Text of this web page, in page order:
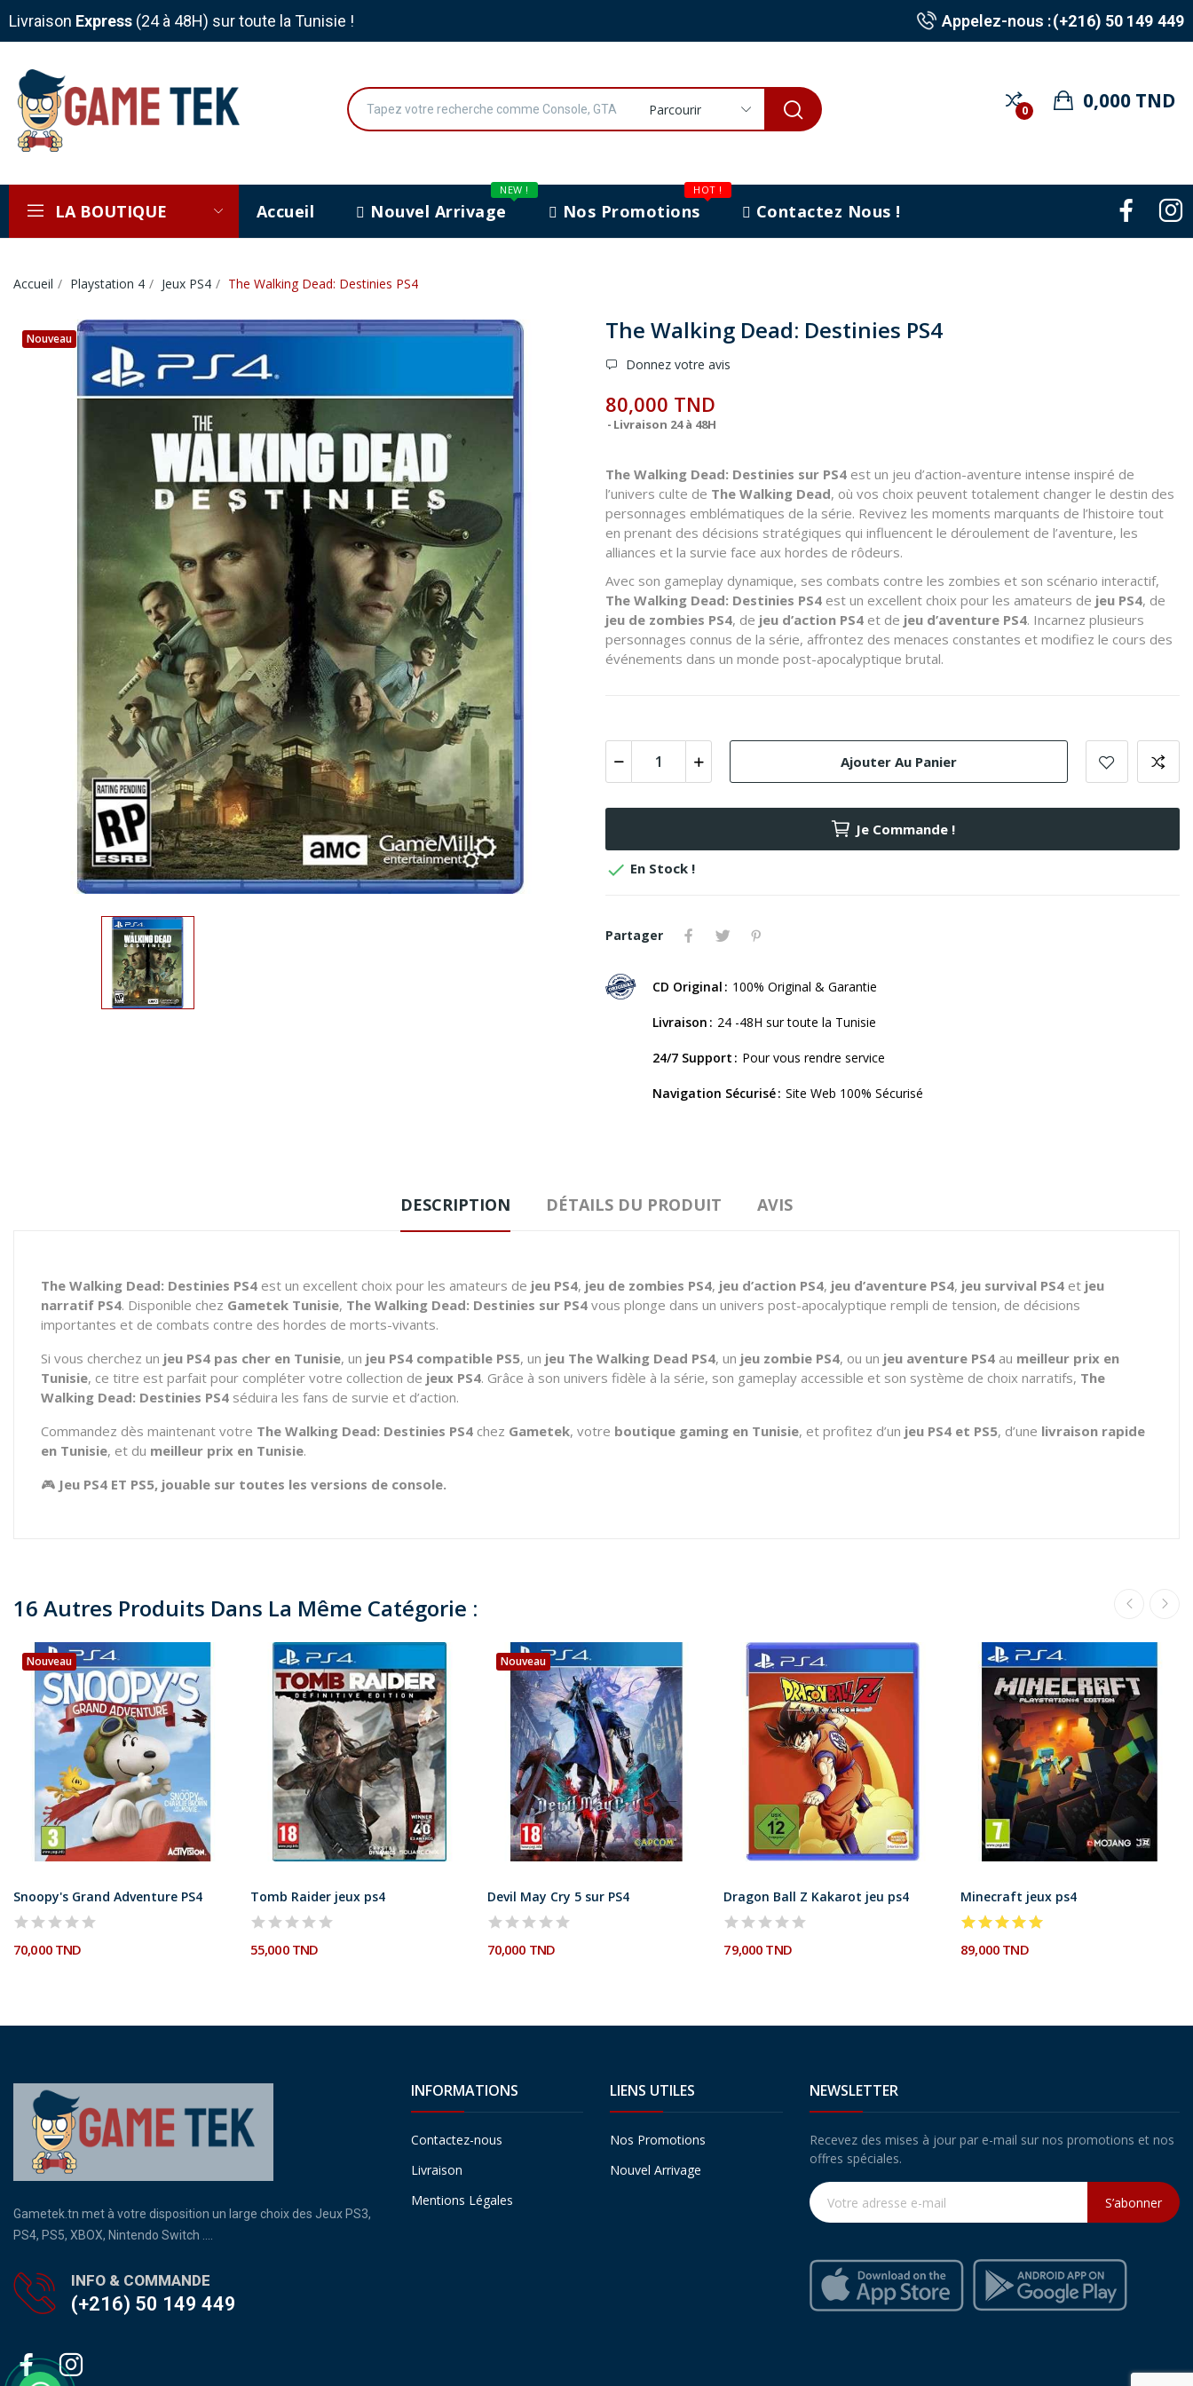
Livraison Express (24 à 48H) sur toute la Tunisie ! Appelez-nous :(+216) 50 149 449
Parcourir 0 0,000 TND
LA BOUTIQUE Accueil Nouvel Arrivage
NEW !
Nos Promotions
HOT !
Contactez Nous !
Accueil Playstation 4 Jeux PS4 The Walking Dead: Destinies PS4
Nouveau The Walking Dead: Destinies PS4
Donnez votre avis
80,000 TND
Livraison 24 à 48H
The Walking Dead: Destinies sur PS4 est un jeu d’action-aventure intense inspiré de
l’univers culte de The Walking Dead, où vos choix peuvent totalement changer le destin des
personnages emblématiques de la série. Revivez les moments marquants de l’histoire tout
en prenant des décisions stratégiques qui influencent le déroulement de l’aventure, les
alliances et la survie face aux hordes de rôdeurs.
Avec son gameplay dynamique, ses combats contre les zombies et son scénario interactif,
The Walking Dead: Destinies PS4 est un excellent choix pour les amateurs de jeu PS4, de
jeu de zombies PS4, de jeu d’action PS4 et de jeu d’aventure PS4. Incarnez plusieurs
personnages connus de la série, affrontez des menaces constantes et modifiez le cours des
événements dans un monde post-apocalyptique brutal.
Ajouter Au Panier
Je Commande !
 En Stock !
Partager
CD Original 100% Original & Garantie
Livraison 24 -48H sur toute la Tunisie
24/7 Support Pour vous rendre service
Navigation Sécurisé Site Web 100% Sécurisé
DESCRIPTION DÉTAILS DU PRODUIT AVIS
The Walking Dead: Destinies PS4 est un excellent choix pour les amateurs de jeu PS4, jeu de zombies PS4, jeu d’action PS4, jeu d’aventure PS4, jeu survival PS4 et jeu
narratif PS4. Disponible chez Gametek Tunisie, The Walking Dead: Destinies sur PS4 vous plonge dans un univers post-apocalyptique rempli de tension, de décisions
importantes et de combats contre des hordes de morts-vivants.
Si vous cherchez un jeu PS4 pas cher en Tunisie, un jeu PS4 compatible PS5, un jeu The Walking Dead PS4, un jeu zombie PS4, ou un jeu aventure PS4 au meilleur prix en
Tunisie, ce titre est parfait pour compléter votre collection de jeux PS4. Grâce à son univers fidèle à la série, son gameplay accessible et son système de choix narratifs, The
Walking Dead: Destinies PS4 séduira les fans de survie et d’action.
Commandez dès maintenant votre The Walking Dead: Destinies PS4 chez Gametek, votre boutique gaming en Tunisie, et profitez d’un jeu PS4 et PS5, d’une livraison rapide
en Tunisie, et du meilleur prix en Tunisie.
🎮 Jeu PS4 ET PS5, jouable sur toutes les versions de console.
16 Autres Produits Dans La Même Catégorie :
Nouveau
Snoopy's Grand Adventure PS4
70,000 TND
Tomb Raider jeux ps4
55,000 TND
Nouveau
Devil May Cry 5 sur PS4
70,000 TND
Dragon Ball Z Kakarot jeu ps4
79,000 TND
Minecraft jeux ps4
89,000 TND
Gametek.tn met à votre disposition un large choix des Jeux PS3,
PS4, PS5, XBOX, Nintendo Switch ....
INFO & COMMANDE
(+216) 50 149 449
INFORMATIONS
Contactez-nous
Livraison
Mentions Légales
LIENS UTILES
Nos Promotions
Nouvel Arrivage
NEWSLETTER
Recevez des mises à jour par e-mail sur nos promotions et nos
offres spéciales.
S’abonner